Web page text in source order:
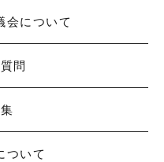
会について
問
ついて